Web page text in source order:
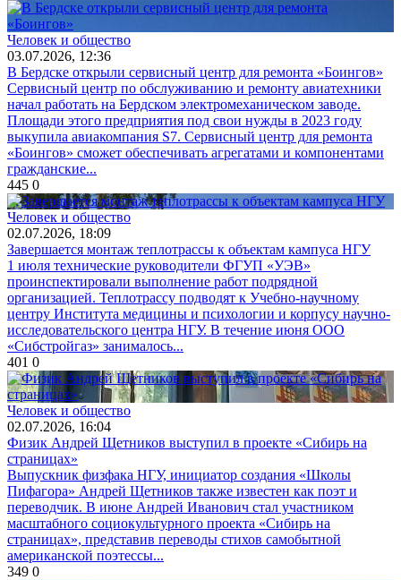
Человек и общество
03.07.2026, 12:36
В Бердске открыли сервисный центр для ремонта «Боингов»
Сервисный центр по обслуживанию и ремонту авиатехники
начал работать на Бердском электромеханическом заводе.
Площади этого предприятия под свои нужды в 2023 году
выкупила авиакомпания S7. Сервисный центр для ремонта
«Боингов» сможет обеспечивать агрегатами и компонентами
гражданские...
445 0
Человек и общество
02.07.2026, 18:09
Завершается монтаж теплотрассы к объектам кампуса НГУ
1 июля технические руководители ФГУП «УЭВ»
проинспектировали выполнение работ подрядной
организацией. Теплотрассу подводят к Учебно-научному
центру Института медицины и психологии и корпусу научно-
исследовательского центра НГУ. В течение июня ООО
«Сибстройгаз» занималось...
401 0
Человек и общество
02.07.2026, 16:04
Физик Андрей Щетников выступил в проекте «Сибирь на
страницах»
Выпускник физфака НГУ, инициатор создания «Школы
Пифагора» Андрей Щетников также известен как поэт и
переводчик. В июне Андрей Иванович стал участником
масштабного социокультурного проекта «Сибирь на
страницах», представив переводы стихов самобытной
американской поэтессы...
349 0